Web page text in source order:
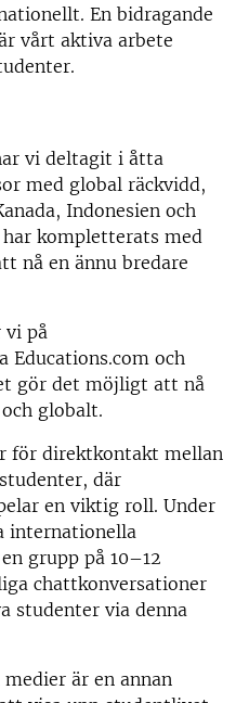
En bidragande
vårt aktiva arbete
vi deltagit i åtta
med global räckvidd,
Indonesien och
har kompletterats med
nå en ännu bredare
vi på
och
gör det möjligt att nå
globalt.
för direktkontakt mellan
där
en viktig roll. Under
internationella
grupp på 10–12
chattkonversationer
studenter via denna
är en annan